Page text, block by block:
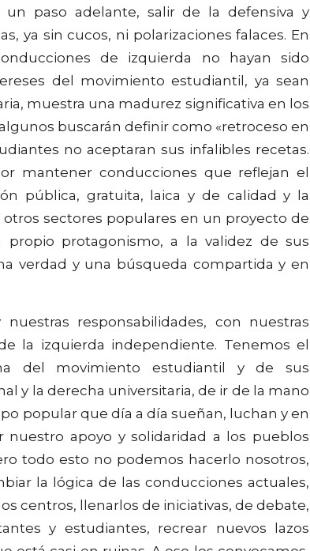
paso adelante, salir de la defensiva y
ya sin cucos, ni polarizaciones falaces. En
de izquierda no hayan sido
del movimiento estudiantil, ya sean
muestra una madurez significativa en los
buscarán definir como «retroceso en
no aceptaran sus infalibles recetas.
mantener conducciones que reflejan el
pública, gratuita, laica y de calidad y la
sectores populares en un proyecto de
protagonismo, a la validez de sus
verdad y una búsqueda compartida y en
responsabilidades, con nuestras
la izquierda independiente. Tenemos el
del movimiento estudiantil y de sus
y la derecha universitaria, de ir de la mano
popular que día a día sueñan, luchan y en
nuestro apoyo y solidaridad a los pueblos
todo esto no podemos hacerlo nosotros,
la lógica de las conducciones actuales,
centros, llenarlos de iniciativas, de debate,
y estudiantes, recrear nuevos lazos